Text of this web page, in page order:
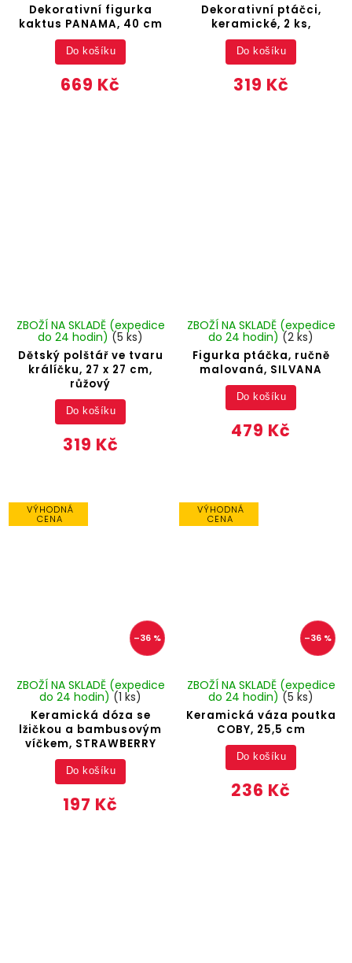
Dekorativní figurka
kaktus PANAMA, 40 cm
669 Kč
Do košíku
Dekorativní ptáčci,
keramické, 2 ks,
319 Kč
Do košíku
Dětský polštář ve tvaru
králíčku, 27 x 27 cm,
růžový
ZBOŽÍ NA SKLADĚ (expedice
do 24 hodin) (5 ks)
319 Kč
Do košíku
Figurka ptáčka, ručně
malovaná, SILVANA
ZBOŽÍ NA SKLADĚ (expedice
do 24 hodin) (2 ks)
479 Kč
Do košíku
VÝHODNÁ
CENA
–36 %
Keramická dóza se
lžičkou a bambusovým
víčkem, STRAWBERRY
ZBOŽÍ NA SKLADĚ (expedice
do 24 hodin)(1 ks)
197 Kč
Do košíku
VÝHODNÁ
CENA
–36 %
Keramická váza poutka
COBY, 25,5 cm
ZBOŽÍ NA SKLADĚ (expedice
do 24 hodin) (5 ks)
236 Kč
Do košíku